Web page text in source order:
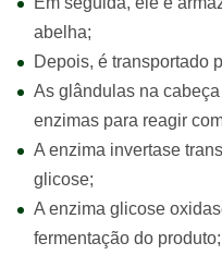
abelha;
Depois, é transportado
As glândulas na
enzimas para reagir
A enzima invertase
glicose;
A enzima glicose
fermentação do produto;